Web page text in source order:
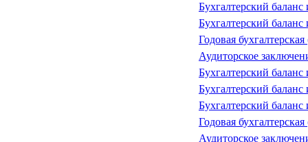
Бухгалтерский баланс
Бухгалтерский баланс
Годовая
Аудиторское
Бухгалтерский баланс
Бухгалтерский баланс
Бухгалтерский баланс
Годовая
Аудиторское